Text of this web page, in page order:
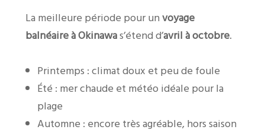
La meilleure période pour unvoyage
balnéaire à Okinawas’étend d’avril à octobre.
Printemps : climat doux et peu de foule
Été : mer chaude et météo idéale pour la
plage
Automne : encore très agréable, hors saison